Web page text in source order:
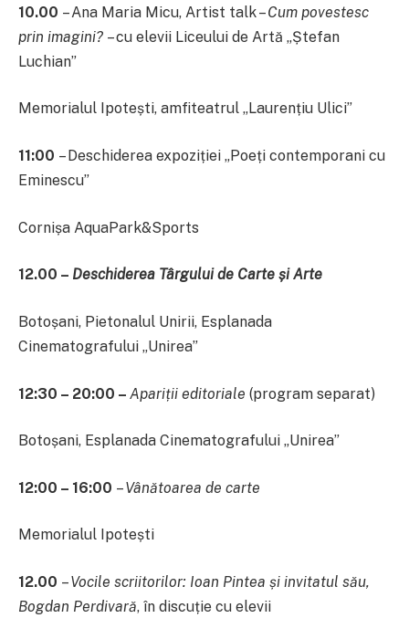
10.00 – Ana Maria Micu, Artist talk –Cum povestesc
prin imagini? – cu elevii Liceului de Artă „Ștefan
Luchian”
Memorialul Ipotești, amfiteatrul „Laurențiu Ulici”
11:00 – Deschiderea expoziției „Poeți contemporani cu
Eminescu”
Cornișa AquaPark&Sports
12.00 – Deschiderea Târgului de Carte și Arte
Botoșani, Pietonalul Unirii, Esplanada
Cinematografului „Unirea”
12:30 – 20:00 – Apariții editoriale (program separat)
Botoșani, Esplanada Cinematografului „Unirea”
12:00 – 16:00 –Vânătoarea de carte
Memorialul Ipotești
12.00 –Vocile scriitorilor: Ioan Pintea și invitatul său,
Bogdan Perdivară, în discuție cu elevii